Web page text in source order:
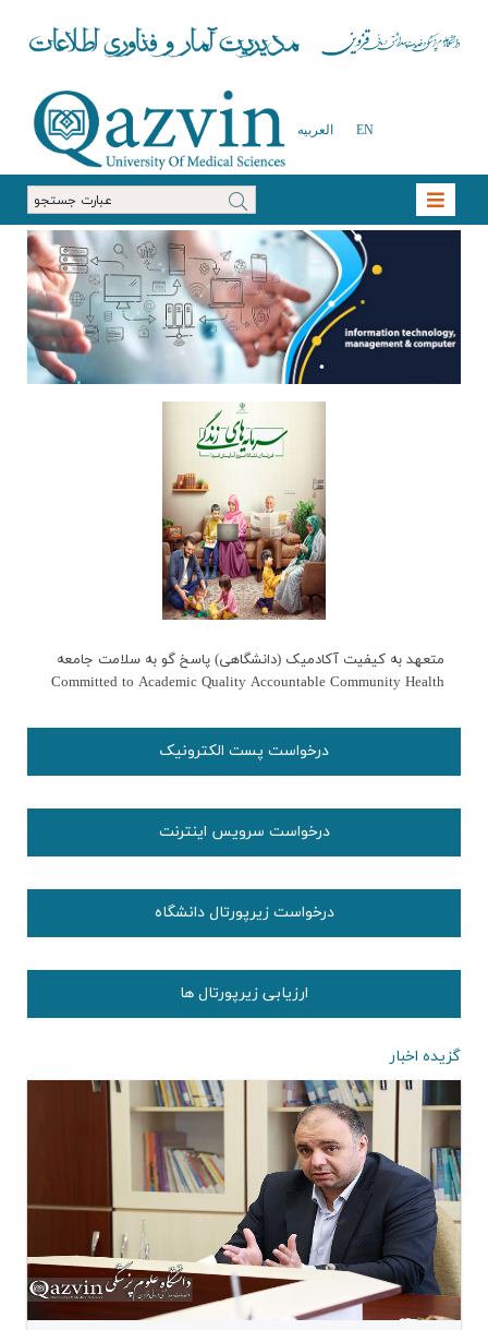
EN العربیه
متعهد به کیفیت آکادمیک (دانشگاهی) پاسخ گو به سلامت جامعه
Committed to Academic Quality Accountable Community Health
درخواست پست الکترونیک
درخواست سرویس اینترنت
درخواست زیرپورتال دانشگاه
ارزیابی زیرپورتال ها
گزیده اخبار